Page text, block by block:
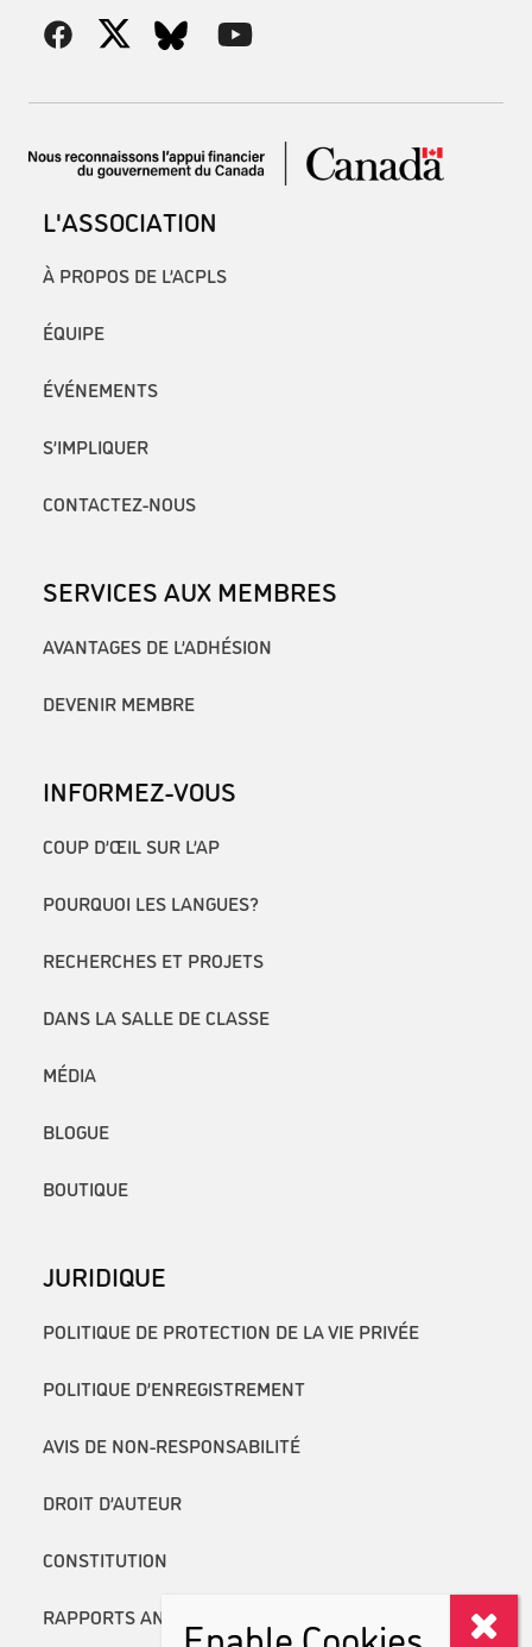
L'ASSOCIATION
À PROPOS DE L’ACPLS
ÉQUIPE
ÉVÉNEMENTS
S’IMPLIQUER
CONTACTEZ-NOUS
SERVICES AUX MEMBRES
AVANTAGES DE L’ADHÉSION
DEVENIR MEMBRE
INFORMEZ-VOUS
COUP D’ŒIL SUR L’AP
POURQUOI LES LANGUES?
RECHERCHES ET PROJETS
DANS LA SALLE DE CLASSE
MÉDIA
BLOGUE
BOUTIQUE
JURIDIQUE
POLITIQUE DE PROTECTION DE LA VIE PRIVÉE
POLITIQUE D’ENREGISTREMENT
AVIS DE NON-RESPONSABILITÉ
DROIT D’AUTEUR
CONSTITUTION
RAPPORTS ANNUELS